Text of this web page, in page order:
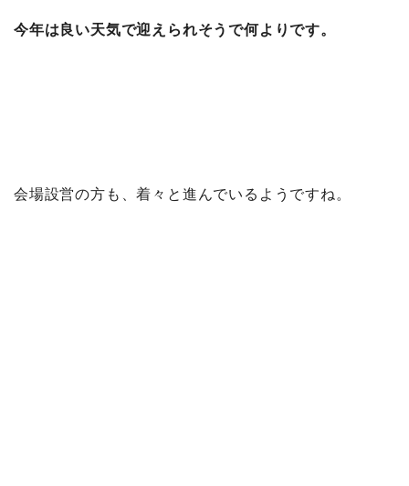
今年は良い天気で迎えられそうで何よりです。
会場設営の方も、着々と進んでいるようですね。